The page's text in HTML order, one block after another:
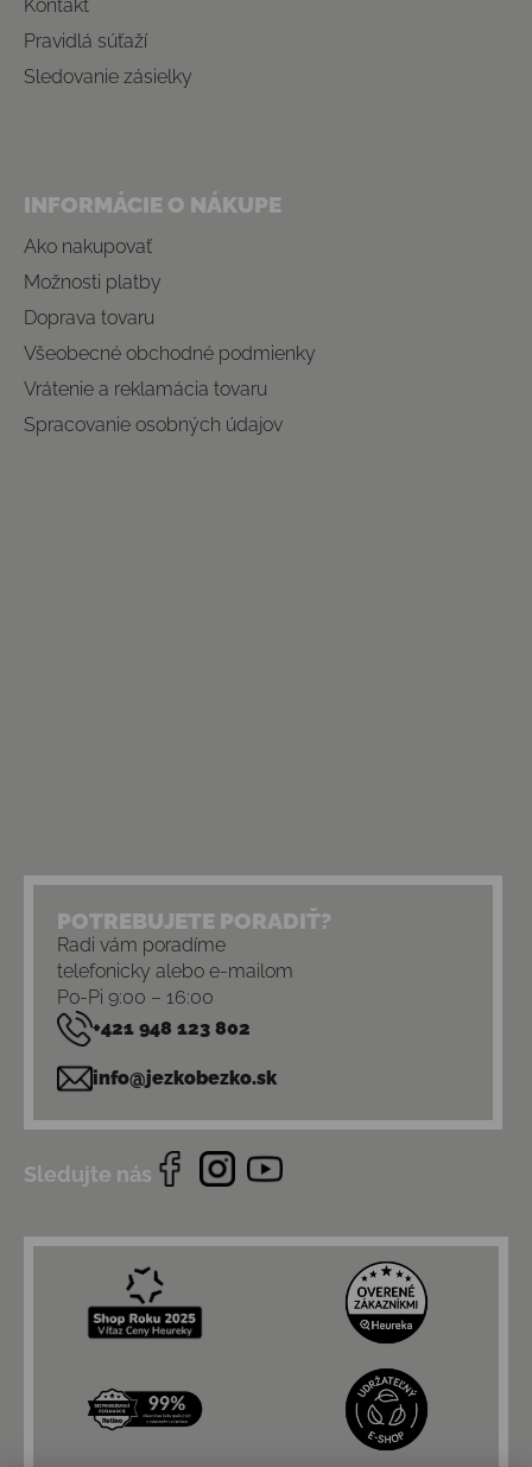
Kontakt
Pravidlá súťaží
Sledovanie zásielky
INFORMÁCIE O NÁKUPE
Ako nakupovať
Možnosti platby
Doprava tovaru
Všeobecné obchodné podmienky
Vrátenie a reklamácia tovaru
Spracovanie osobných údajov
POTREBUJETE PORADIŤ?
Radi vám poradíme
telefonicky alebo e-mailom
Po-Pi 9:00 – 16:00
+421 948 123 802
info@jezkobezko.sk
Sledujte nás